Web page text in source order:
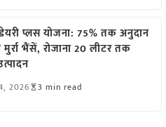
प्लस योजना: 75% तक अनुदान
भैंसें, रोजाना 20 लीटर तक
2026 3 min read